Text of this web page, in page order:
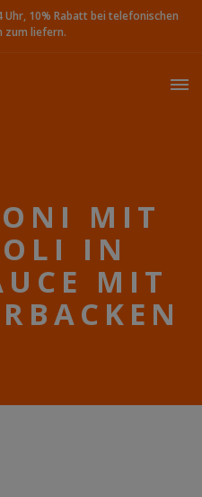
10% Rabatt bei telefonischen
zum liefern.
MIT
IN
MIT